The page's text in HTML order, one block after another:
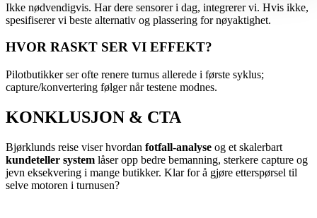
Ikke nødvendigvis. Har dere sensorer i dag, integrerer vi. Hvis ikke,
spesifiserer vi beste alternativ og plassering for nøyaktighet.
HVOR RASKT SER VI EFFEKT?
Pilotbutikker ser ofte renere turnus allerede i første syklus;
capture/konvertering følger når testene modnes.
KONKLUSJON & CTA
Bjørklunds reise viser hvordan fotfall-analyse og et skalerbart
kundeteller system låser opp bedre bemanning, sterkere capture og
jevn eksekvering i mange butikker. Klar for å gjøre etterspørsel til
selve motoren i turnusen?